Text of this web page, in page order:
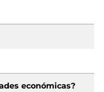
económicas?